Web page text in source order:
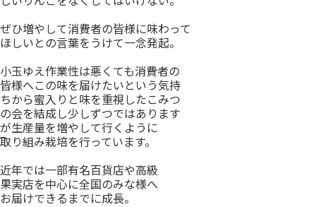
ぜひ増やして消費者の皆様に味わって
ほしいとの言葉をうけて一念発起。
小玉ゆえ作業性は悪くても消費者の
皆様へこの味を届けたいという気持
ちから蜜入りと味を重視したこみつ
の会を結成し少しずつではあります
が生産量を増やして行くように
取り組み栽培を行っています。
近年では一部有名百貨店や高級
果実店を中心に全国のみな様へ
お届けできるまでに成長。